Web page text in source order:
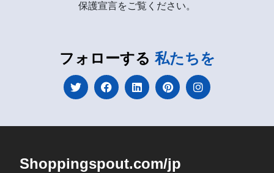
保護宣言をご覧ください。
フォローする 私たちを
Shoppingspout.com/jp